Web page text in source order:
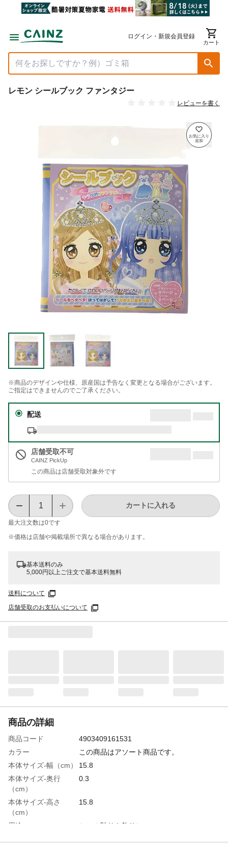
ログイン・新規会員登録
カート
レモン シールブック ファンタジー
レビューを書く
※商品のデザインや仕様、原産国は予告なく変更となる場合がございます。
ご指定はできませんのでご了承ください。
配送
店舗受取不可
CAINZ PickUp
この商品は店舗受取対象外です
最大注文数は0です
カートに入れる
※価格は​店舗や​掲載場所で​異なる​場合が​あります。
基本送料のみ
5,000円以上ご注文で基本送料無料
送料について
店舗受取のお支払いについて
商品の詳細
商品コード
4903409161531
カラー
この商品はアソート商品です。
本体サイズ-幅（cm）
15.8
本体サイズ-奥行
（cm）
0.3
本体サイズ-高さ
（cm）
15.8
用途
シール貼りや飾りに